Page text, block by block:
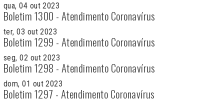
qua, 04 out 2023
Boletim 1300 - Atendimento Coronavírus
ter, 03 out 2023
Boletim 1299 - Atendimento Coronavírus
seg, 02 out 2023
Boletim 1298 - Atendimento Coronavírus
dom, 01 out 2023
Boletim 1297 - Atendimento Coronavírus